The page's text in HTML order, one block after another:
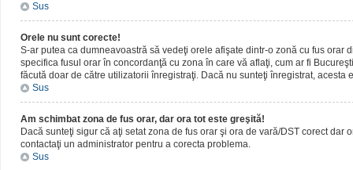
Sus
Orele nu sunt corecte!
S-ar putea ca dumneavoastră să vedeţi orele afişate dintr-o zonă cu fus
specifica fusul orar în concordanţă cu zona în care vă aflaţi, cum ar fi
făcută doar de către utilizatorii înregistraţi. Dacă nu sunteţi înregistrat, acesta
Sus
Am schimbat zona de fus orar, dar ora tot este greşită!
Dacă sunteţi sigur că aţi setat zona de fus orar şi ora de vară/DST corect
contactaţi un administrator pentru a corecta problema.
Sus